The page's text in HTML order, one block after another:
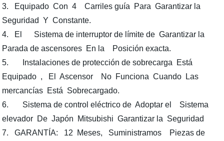
3. Equipado Con 4 Carriles guía Para Garantizar la
Seguridad Y Constante.
4. El Sistema de interruptor de límite de Garantizar la
Parada de ascensores En la Posición exacta.
5. Instalaciones de protección de sobrecarga Está
Equipado , El Ascensor No Funciona Cuando Las
mercancías Está Sobrecargado.
6. Sistema de control eléctrico de Adoptar el Sistema
elevador De Japón Mitsubishi Garantizar la Seguridad
7. GARANTÍA: 12 Meses, Suministramos Piezas de